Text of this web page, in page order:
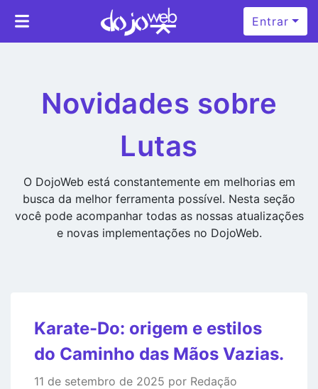
Entrar
Novidades sobre
Lutas
O DojoWeb está constantemente em melhorias em
busca da melhor ferramenta possível. Nesta seção
você pode acompanhar todas as nossas atualizações
e novas implementações no DojoWeb.
Karate-Do: origem e estilos
do Caminho das Mãos Vazias.
11 de setembro de 2025 por Redação